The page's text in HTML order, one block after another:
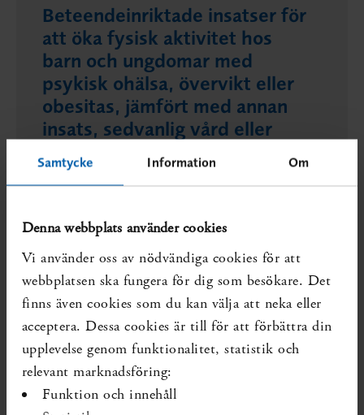
Samtycke Information Om
Denna webbplats använder cookies
Vi använder oss av nödvändiga cookies för att
webbplatsen ska fungera för dig som besökare. Det
finns även cookies som du kan välja att neka eller
acceptera. Dessa cookies är till för att förbättra din
upplevelse genom funktionalitet, statistik och
relevant marknadsföring:
Funktion och innehåll
Beteendeinriktade insatser för
att öka fysisk aktivitet hos
barn och ungdomar med
psykisk ohälsa, övervikt eller
obesitas, jämfört med annan
insats, sedvanlig vård eller
ingen insats
En systematisk översikt behövs.
Föräldraskapsstödprogram
med fokus på barns
anknytning för att förstärka
familjehemsvården för barn
(0–17 år) avseende flera utfall